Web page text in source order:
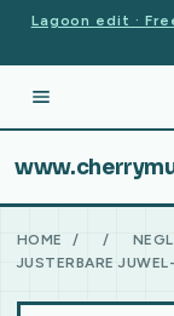
Lagoon edit ·
HOME / /
JUSTERBARE